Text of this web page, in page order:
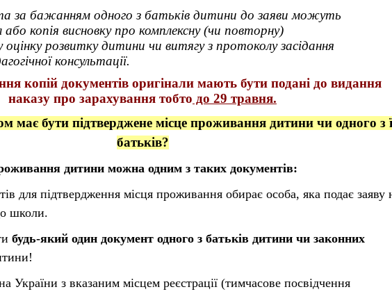
за бажанням одного з батьків дитини до заяви можуть
копія висновку про комплексну (чи повторну)
оцінку розвитку дитини чи витягу з протоколу засідання
консультації.
копій документів оригінали мають бути подані до видання
наказу про зарахування тобто до 29 травня.
має бути підтверджене місце проживання дитини чи одного з
батьків?
дитини можна одним з таких документів:
для підтвердження місця проживання обирає особа, яка подає заяву
школи.
будь-який один документ одного з батьків дитини чи законних
України з вказаним місцем реєстрації (тимчасове посвідчення